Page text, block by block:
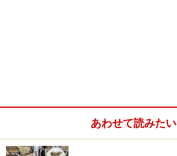
あわせて読みたい